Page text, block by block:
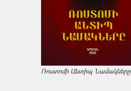
Ռոստոմի Անտիպ Նամակները